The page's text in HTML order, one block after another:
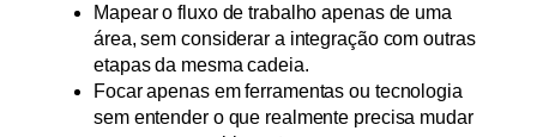
Mapear o fluxo de trabalho apenas de uma
área, sem considerar a integração com outras
etapas da mesma cadeia.
Focar apenas em ferramentas ou tecnologia
sem entender o que realmente precisa mudar